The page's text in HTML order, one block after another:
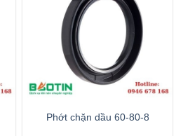
Phớt chặn dầu 60-80-8